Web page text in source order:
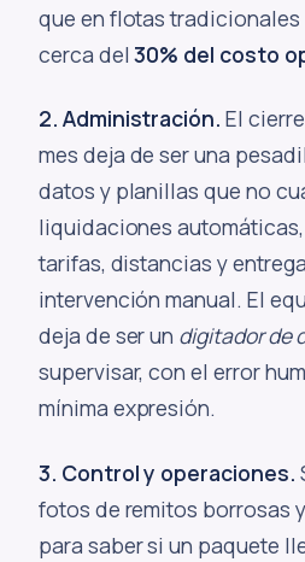
que en flotas
cerca del30% del costo
2. Administración. El
mes deja de ser una
datos y planillas que no
liquidaciones
tarifas, distancias y
intervención manual. El
deja de ser un digitador de
supervisar, con el error
mínima expresión.
3. Control y operaciones.
fotos de remitos borrosas
para saber si un paquete